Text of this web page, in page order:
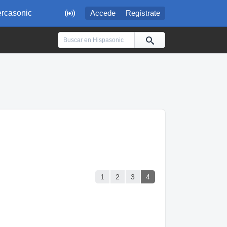
 Accede Regístrate
1 2 3 4